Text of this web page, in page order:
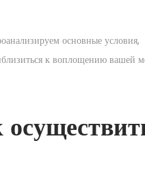
основные условия,
к воплощению вашей